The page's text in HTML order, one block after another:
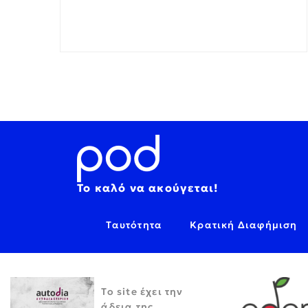
Το καλό να ακούγεται!
Ταυτότητα Κρατική Διαφήμιση
Το site έχει την